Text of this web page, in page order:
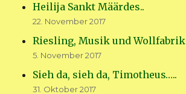
Heilija Sankt Määrdes..
22. November 2017
Riesling, Musik und Wollfabrik
5. November 2017
Sieh da, sieh da, Timotheus…..
31. Oktober 2017